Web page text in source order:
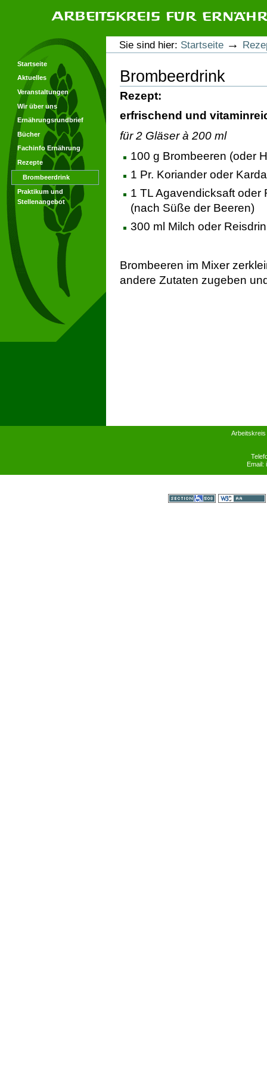
Benutzerspezifische
Werkzeuge
Startseite
Aktuelles
Veranstaltungen
Wir über uns
Ernährungsrundbrief
Bücher
Fachinfo Ernährung
Rezepte
Brombeerdrink
Praktikum und
Stellenangebot
Sie sind hier: Startseite →
Brombeerdrink
Rezept:
erfrischend und
für 2 Gläser à 200 ml
100 g Brombeeren (oder
1 Pr. Koriander oder
1 TL Agavendicksaft oder
(nach Süße der Beeren)
300 ml Milch oder
Brombeeren im Mixer
andere Zutaten zugeben
Email: